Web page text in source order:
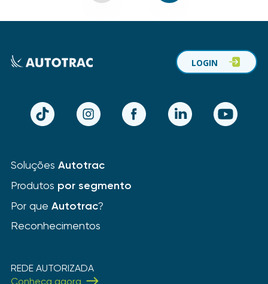
TikTok Instagram Facebook LinkedIn YouTube
LOGIN
Soluções Autotrac
Produtos por segmento
Por que Autotrac?
Reconhecimentos
REDE AUTORIZADA
Conheça agora